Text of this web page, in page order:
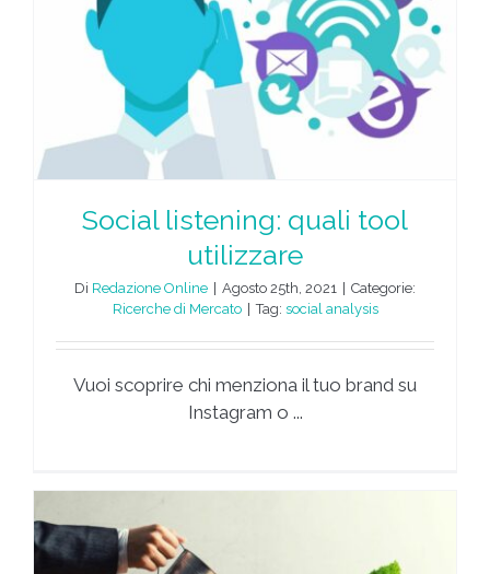
Social listening: quali tool
utilizzare
Di Redazione Online | Agosto 25th, 2021 | Categorie:
Ricerche di Mercato | Tag: social analysis
Vuoi scoprire chi menziona il tuo brand su
Instagram o ...